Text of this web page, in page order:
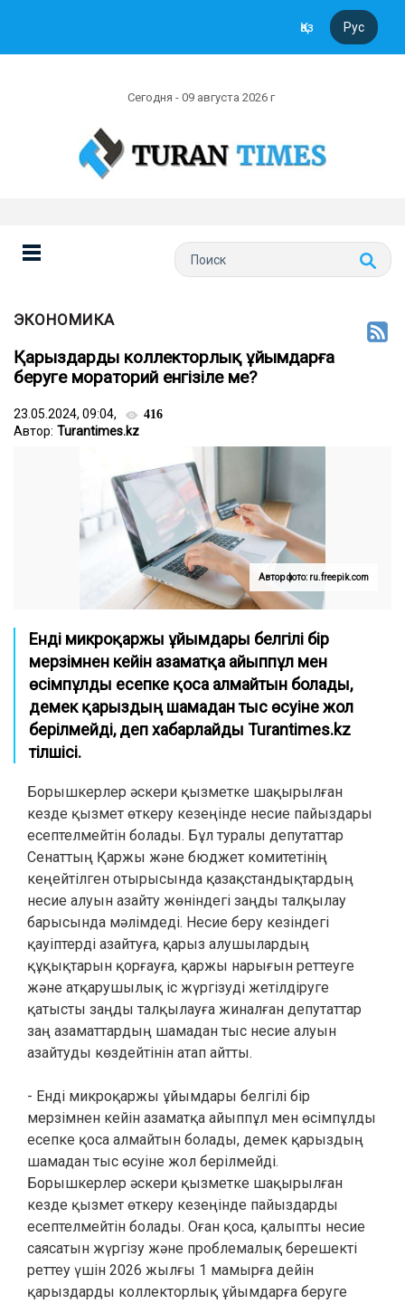
Қаз Рус
Сегодня - 09 августа 2026 г
ЭКОНОМИКА
Қарыздарды коллекторлық ұйымдарға
беруге мораторий енгізіле ме?
23.05.2024, 09:04, 416
Автор: Turantimes.kz
Автор фото: ru.freepik.com
Енді микроқаржы ұйымдары белгілі бір
мерзімнен кейін азаматқа айыппұл мен
өсімпұлды есепке қоса алмайтын болады,
демек қарыздың шамадан тыс өсуіне жол
берілмейді, деп хабарлайды Turantimes.kz
тілшісі.
Борышкерлер әскери қызметке шақырылған
кезде қызмет өткеру кезеңінде несие пайыздары
есептелмейтін болады. Бұл туралы депутаттар
Сенаттың Қаржы және бюджет комитетінің
кеңейтілген отырысында қазақстандықтардың
несие алуын азайту жөніндегі заңды талқылау
барысында мәлімдеді. Несие беру кезіндегі
қауіптерді азайтуға, қарыз алушылардың
құқықтарын қорғауға, қаржы нарығын реттеуге
және атқарушылық іс жүргізуді жетілдіруге
қатысты заңды талқылауға жиналған депутаттар
заң азаматтардың шамадан тыс несие алуын
азайтуды көздейтінін атап айтты.
- Енді микроқаржы ұйымдары белгілі бір
мерзімнен кейін азаматқа айыппұл мен өсімпұлды
есепке қоса алмайтын болады, демек қарыздың
шамадан тыс өсуіне жол берілмейді.
Борышкерлер әскери қызметке шақырылған
кезде қызмет өткеру кезеңінде пайыздарды
есептелмейтін болады. Оған қоса, қалыпты несие
саясатын жүргізу және проблемалық берешекті
реттеу үшін 2026 жылғы 1 мамырға дейін
қарыздарды коллекторлық ұйымдарға беруге